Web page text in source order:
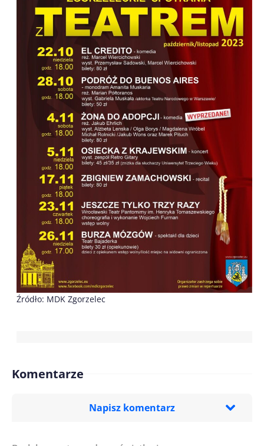
Źródło: MDK Zgorzelec
Komentarze
Napisz komentarz